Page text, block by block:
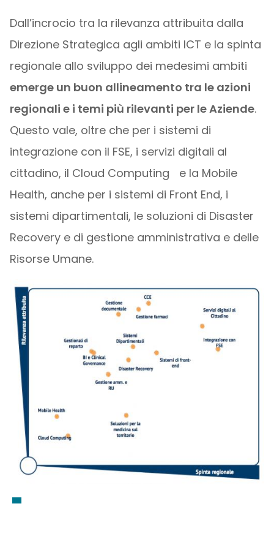
Dall’incrocio tra la rilevanza attribuita dalla
Direzione Strategica agli ambiti ICT e la spinta
regionale allo sviluppo dei medesimi ambiti
emerge un buon allineamento tra le azioni
regionali e i temi più rilevanti per le Aziende.
Questo vale, oltre che per i sistemi di
integrazione con il FSE, i servizi digitali al
cittadino, il Cloud Computing e la Mobile
Health, anche per i sistemi di Front End, i
sistemi dipartimentali, le soluzioni di Disaster
Recovery e di gestione amministrativa e delle
Risorse Umane.